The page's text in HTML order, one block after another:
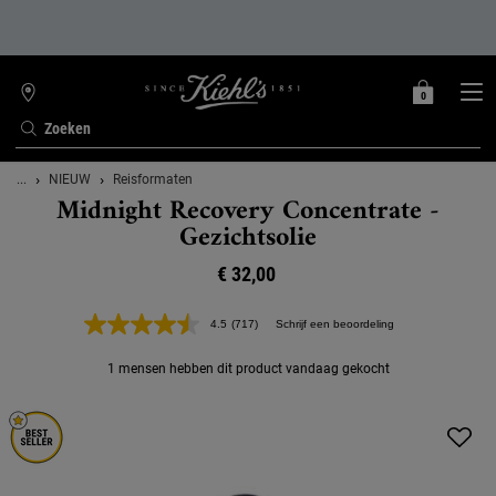
Zoeken
WINKELZOEKER
MIJN
0
0 PRODUCT
Hoofdinhoud
... NIEUW Reisformaten
Midnight Recovery Concentrate -
Gezichtsolie
€ 32,00
4.5 Lees
beoordelingen.
(717) Schrijf een beoordeling
1 mensen hebben dit product vandaag gekocht